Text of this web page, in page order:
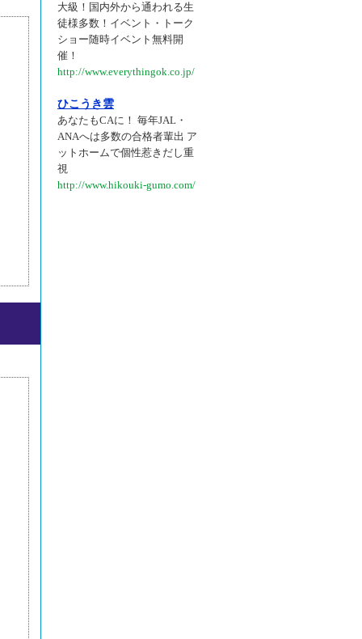
大級！国内外から通われる生
徒様多数！イベント・トーク
ショー随時イベント無料開
催！
http://www.everythingok.co.jp/
ひこうき雲
あなたもCAに！ 毎年JAL・
ANAへは多数の合格者輩出 ア
ットホームで個性惹きだし重
視
http://www.hikouki-gumo.com/